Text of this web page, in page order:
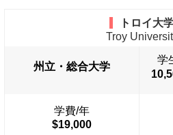
トロイ大
Troy
州立・総合大学
学
学費/年
$19,000